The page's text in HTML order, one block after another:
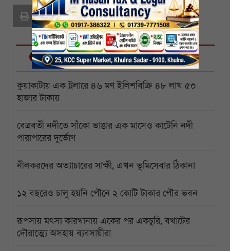
Print
নির্বাচিত
কুয়াকাটায় এক ট্রলারে ৪৬ মণ ইলিশবিক্রি ৪৮ লাখ ৫০
হাজার টাকায়
বেত্রবতী নদীতে সাঁকো ভাঙার এক মাসেও কাটেনি নদী
পারাপারের দুর্ভোগ
নীলকরদের অত্যাচারের সাক্ষী, এখন ভূমিসেবার ঠিকানা
১২ বছরেও চালু হয়নি পৌনে ২ কোটি টাকার পৌর ভবন
রূপসায় মৎস্য কারখানায় একের পর একচুরি, বখাটের
দৌরাত্ম্যে অসহায় ব্যবসায়ীরা